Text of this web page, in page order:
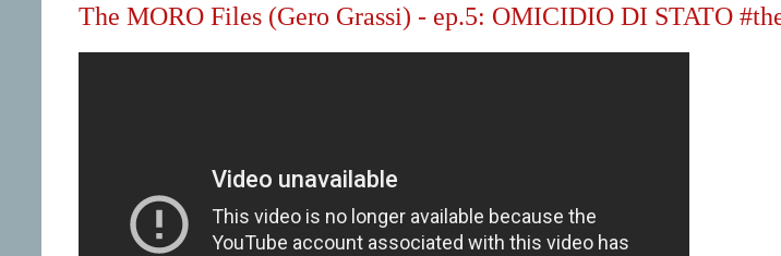
The MORO Files (Gero Grassi) - ep.5: OMICIDIO DI STATO